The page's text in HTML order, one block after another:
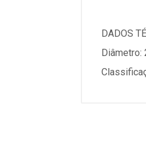
DADOS
Diâmetro: